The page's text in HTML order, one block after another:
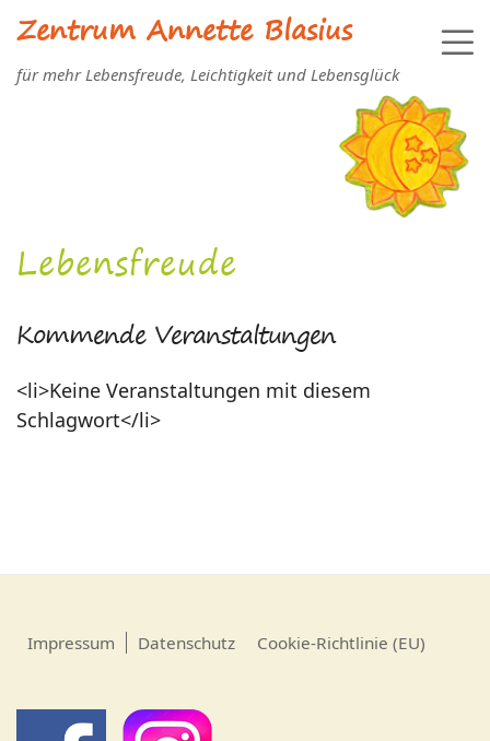
Zentrum Annette Blasius
für mehr Lebensfreude, Leichtigkeit und Lebensglück
Lebensfreude
Kommende Veranstaltungen
<li>Keine Veranstaltungen mit diesem
Schlagwort</li>
Impressum Datenschutz Cookie-Richtlinie (EU)